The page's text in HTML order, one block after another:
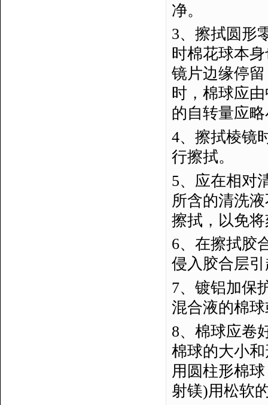
净。
3、擦拭圆形
时棉花球本
镜片边缘停
时，棉球应
的自转量应
4、擦拭棱镜
行擦拭。
5、应在相对
所含的清洗
擦拭，以免
6、在擦拭胶
侵入胶合层
7、镀铝加保
混合液的棉
8、棉球应卷
棉球的大小
用圆柱形棉
射镁)用松软